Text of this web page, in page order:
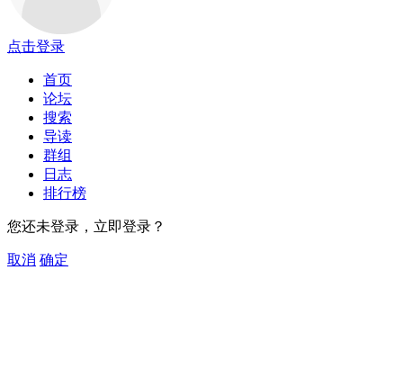
点击登录
首页
论坛
搜索
导读
群组
日志
排行榜
您还未登录，立即登录？
取消 确定